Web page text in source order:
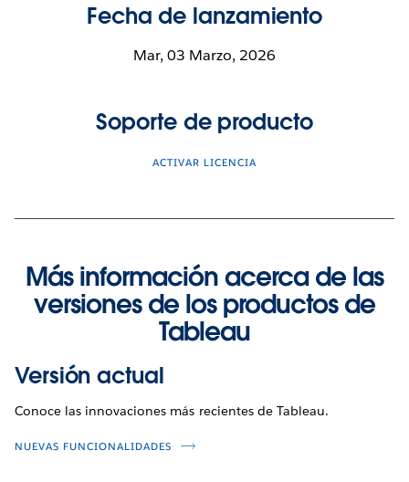
Fecha de lanzamiento
Mar, 03 Marzo, 2026
Soporte de producto
ACTIVAR LICENCIA
Más información acerca de las
versiones de los productos de
Tableau
Versión actual
Conoce las innovaciones más recientes de Tableau.
NUEVAS FUNCIONALIDADES